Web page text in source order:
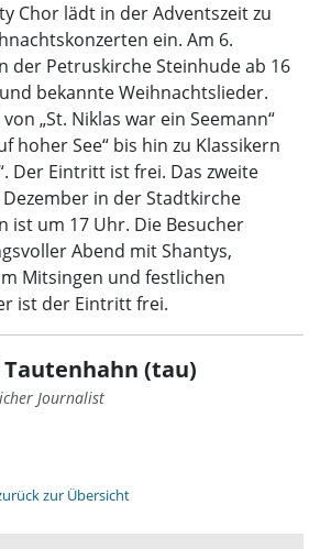
Chor lädt in der Adventszeit zu
ein. Am 6.
der Petruskirche Steinhude ab 16
bekannte Weihnachtslieder.
„St. Niklas war ein Seemann“
hoher See“ bis hin zu Klassikern
Der Eintritt ist frei. Das zweite
in der Stadtkirche
ist um 17 Uhr. Die Besucher
Abend mit Shantys,
Mitsingen und festlichen
ist der Eintritt frei.
(tau)
Journalist
zur Übersicht